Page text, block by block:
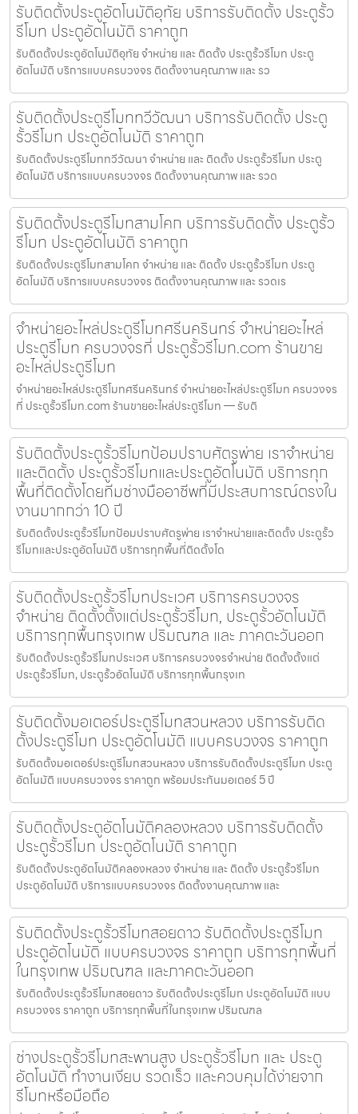
รับติดตั้งประตูอัตโนมัติอุทัย บริการรับติดตั้ง ประตูรั้ว
รีโมท ประตูอัตโนมัติ ราคาถูก
รับติดตั้งประตูอัตโนมัติอุทัย จำหน่าย และ ติดตั้ง ประตูรั้วรีโมท ประตู
อัตโนมัติ บริการแบบครบวงจร ติดตั้งงานคุณภาพ และ รว
รับติดตั้งประตูรีโมททวีวัฒนา บริการรับติดตั้ง ประตู
รั้วรีโมท ประตูอัตโนมัติ ราคาถูก
รับติดตั้งประตูรีโมททวีวัฒนา จำหน่าย และ ติดตั้ง ประตูรั้วรีโมท ประตู
อัตโนมัติ บริการแบบครบวงจร ติดตั้งงานคุณภาพ และ รวด
รับติดตั้งประตูรีโมทสามโคก บริการรับติดตั้ง ประตูรั้ว
รีโมท ประตูอัตโนมัติ ราคาถูก
รับติดตั้งประตูรีโมทสามโคก จำหน่าย และ ติดตั้ง ประตูรั้วรีโมท ประตู
อัตโนมัติ บริการแบบครบวงจร ติดตั้งงานคุณภาพ และ รวดเร
จำหน่ายอะไหล่ประตูรีโมทศรีนครินทร์ จำหน่ายอะไหล่
ประตูรีโมท ครบวงจรที่ ประตูรั้วรีโมท.com ร้านขาย
อะไหล่ประตูรีโมท
จำหน่ายอะไหล่ประตูรีโมทศรีนครินทร์ จำหน่ายอะไหล่ประตูรีโมท ครบวงจร
ที่ ประตูรั้วรีโมท.com ร้านขายอะไหล่ประตูรีโมท — รับติ
รับติดตั้งประตูรั้วรีโมทป้อมปราบศัตรูพ่าย เราจำหน่าย
และติดตั้ง ประตูรั้วรีโมทและประตูอัตโนมัติ บริการทุก
พื้นที่ติดตั้งโดยทีมช่างมืออาชีพที่มีประสบการณ์ตรงใน
งานมากกว่า 10 ปี
รับติดตั้งประตูรั้วรีโมทป้อมปราบศัตรูพ่าย เราจำหน่ายและติดตั้ง ประตูรั้ว
รีโมทและประตูอัตโนมัติ บริการทุกพื้นที่ติดตั้งโด
รับติดตั้งประตูรั้วรีโมทประเวศ บริการครบวงจร
จำหน่าย ติดตั้งตั้งแต่ประตูรั้วรีโมท, ประตูรั้วอัตโนมัติ
บริการทุกพื้นกรุงเทพ ปริมณฑล และ ภาคตะวันออก
รับติดตั้งประตูรั้วรีโมทประเวศ บริการครบวงจรจำหน่าย ติดตั้งตั้งแต่
ประตูรั้วรีโมท, ประตูรั้วอัตโนมัติ บริการทุกพื้นกรุงเท
รับติดตั้งมอเตอร์ประตูรีโมทสวนหลวง บริการรับติด
ตั้งประตูรีโมท ประตูอัตโนมัติ แบบครบวงจร ราคาถูก
รับติดตั้งมอเตอร์ประตูรีโมทสวนหลวง บริการรับติดตั้งประตูรีโมท ประตู
อัตโนมัติ แบบครบวงจร ราคาถูก พร้อมประกันมอเตอร์ 5 ปี
รับติดตั้งประตูอัตโนมัติคลองหลวง บริการรับติดตั้ง
ประตูรั้วรีโมท ประตูอัตโนมัติ ราคาถูก
รับติดตั้งประตูอัตโนมัติคลองหลวง จำหน่าย และ ติดตั้ง ประตูรั้วรีโมท
ประตูอัตโนมัติ บริการแบบครบวงจร ติดตั้งงานคุณภาพ และ
รับติดตั้งประตูรั้วรีโมทสอยดาว รับติดตั้งประตูรีโมท
ประตูอัตโนมัติ แบบครบวงจร ราคาถูก บริการทุกพื้นที่
ในกรุงเทพ ปริมณฑล และภาคตะวันออก
รับติดตั้งประตูรั้วรีโมทสอยดาว รับติดตั้งประตูรีโมท ประตูอัตโนมัติ แบบ
ครบวงจร ราคาถูก บริการทุกพื้นที่ในกรุงเทพ ปริมณฑล
ช่างประตูรั้วรีโมทสะพานสูง ประตูรั้วรีโมท และ ประตู
อัตโนมัติ ทำงานเงียบ รวดเร็ว และควบคุมได้ง่ายจาก
รีโมทหรือมือถือ